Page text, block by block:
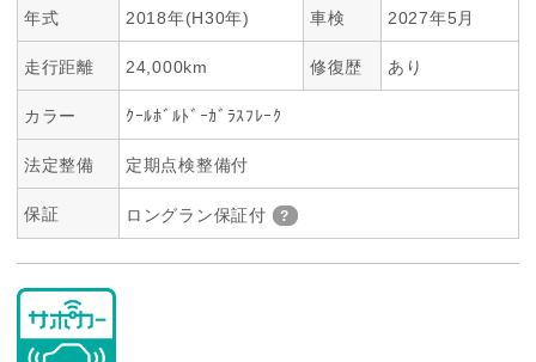
年式 2018年(H30年) 車検 2027年5月
走行距離 24,000km 修復歴 あり
カラー ｸｰﾙﾎﾞﾙﾄﾞｰｶﾞﾗｽﾌﾚｰｸ
法定整備 定期点検整備付
保証 ロングラン保証付